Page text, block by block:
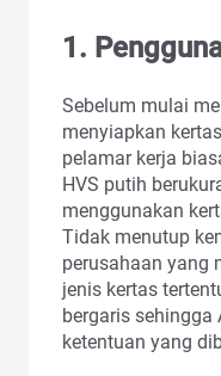
1.
Sebelum mulai
menyiapkan
pelamar kerja
HVS putih
menggunakan
Tidak menutup
perusahaan yang
jenis kertas
bergaris sehingga
ketentuan yang